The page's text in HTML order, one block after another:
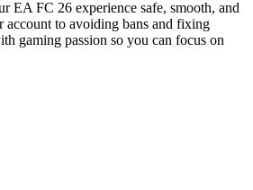
EA FC 26 experience safe, smooth, and
account to avoiding bans and fixing
gaming passion so you can focus on